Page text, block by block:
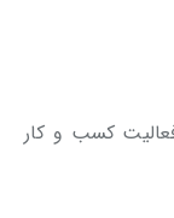
فعالیت کسب و کار